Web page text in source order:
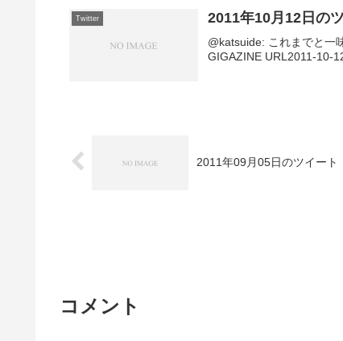
Twitter 2011年10月12日の
@katsuide: これまでと一
GIGAZINE URL2011-10-
2011年09月05日のツイート
コメント